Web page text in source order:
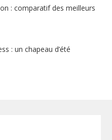
: comparatif des meilleurs
: un chapeau d’été